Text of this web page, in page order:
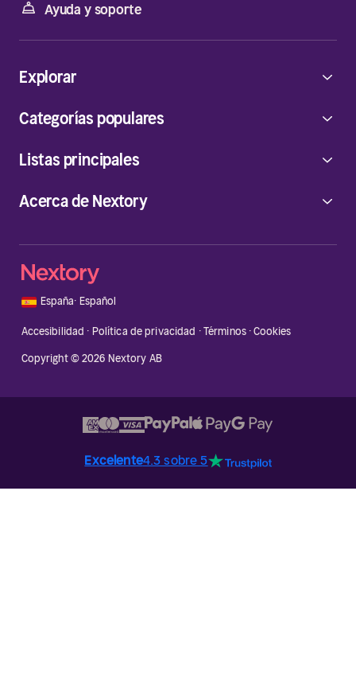
Ayuda y soporte
Acerca de Nextory
Explorar
Categorías populares
Listas principales
🇪🇸 España· Español
Accesibilidad · Política de privacidad ·Términos·Cookies
Copyright © 2026 Nextory AB
Excelente4.3 sobre 5